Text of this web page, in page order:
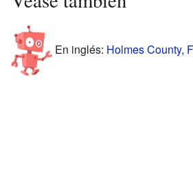
En inglés: Holmes County,